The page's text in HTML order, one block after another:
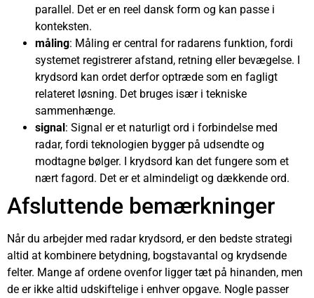
parallel. Det er en reel dansk form og kan passe i
konteksten.
måling: Måling er central for radarens funktion, fordi
systemet registrerer afstand, retning eller bevægelse. I
krydsord kan ordet derfor optræde som en fagligt
relateret løsning. Det bruges især i tekniske
sammenhænge.
signal: Signal er et naturligt ord i forbindelse med
radar, fordi teknologien bygger på udsendte og
modtagne bølger. I krydsord kan det fungere som et
nært fagord. Det er et almindeligt og dækkende ord.
Afsluttende bemærkninger
Når du arbejder med radar krydsord, er den bedste strategi
altid at kombinere betydning, bogstavantal og krydsende
felter. Mange af ordene ovenfor ligger tæt på hinanden, men
de er ikke altid udskiftelige i enhver opgave. Nogle passer